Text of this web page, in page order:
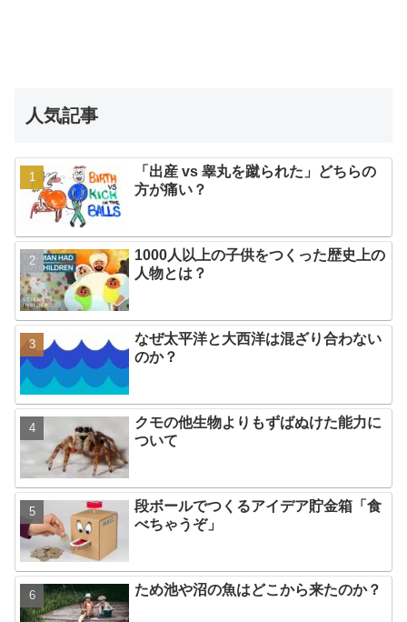
人気記事
「出産 vs 睾丸を蹴られた」どちらの
方が痛い？
1000人以上の子供をつくった歴史上の
人物とは？
なぜ太平洋と大西洋は混ざり合わない
のか？
クモの他生物よりもずばぬけた能力に
ついて
段ボールでつくるアイデア貯金箱「食
べちゃうぞ」
ため池や沼の魚はどこから来たのか？